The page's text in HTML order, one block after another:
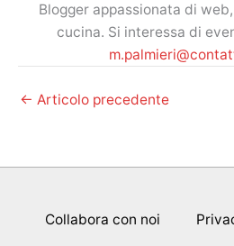
Blogger appassionata di
cucina. Si interessa di
← Articolo precedente
Collabora con noi